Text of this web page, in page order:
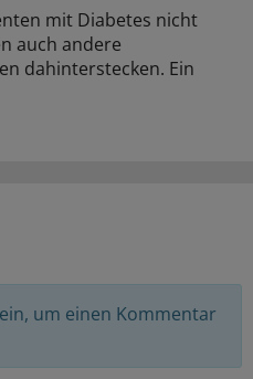
mit Diabetes nicht
auch andere
dahinterstecken. Ein
um einen Kommentar